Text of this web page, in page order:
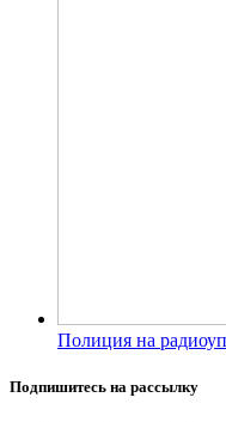
Полиция на
Подпишитесь на рассылку